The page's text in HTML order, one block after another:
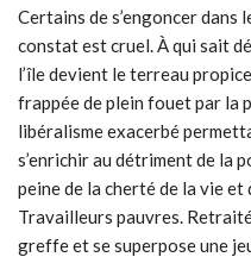
Certains de s’engoncer dans
constat est cruel. À qui sait
l’île devient le terreau
frappée de plein fouet par la
libéralisme exacerbé
s’enrichir au détriment de la
peine de la cherté de la vie
Travailleurs pauvres.
greffe et se superpose une